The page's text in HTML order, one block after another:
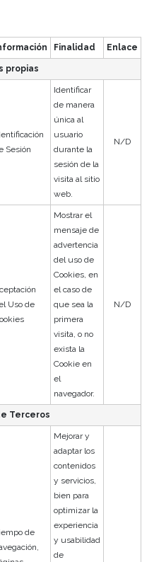
Finalidad Enlace
propias
Sesión
Identificar
de manera
única al
usuario
durante la
sesión de la
visita al sitio
web.
N/D
Uso de
Mostrar el
mensaje de
advertencia
del uso de
Cookies, en
el caso de
que sea la
primera
visita, o no
exista la
Cookie en
el
navegador.
N/D
Terceros
de
Mejorar y
adaptar los
contenidos
y servicios,
bien para
optimizar la
experiencia
y usabilidad
de